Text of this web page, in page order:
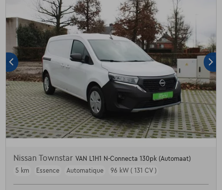
Nissan Townstar VAN L1H1 N-Connecta 130pk (Automaat)
5 km
Essence Automatique 96 kW ( 131 CV )